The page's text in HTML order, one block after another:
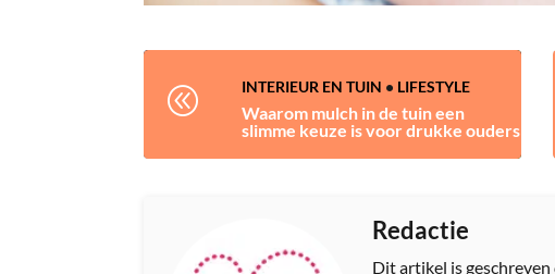
@ INTERIEUR EN TUIN • LIFESTYLE
Waarom mulch in de tuin een
slimme keuze is voor drukke ouders
Redactie
Dit artikel is geschreven